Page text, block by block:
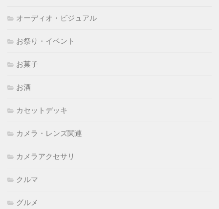
オーディオ・ビジュアル
お祭り・イベント
お菓子
お酒
カセットデッキ
カメラ・レンズ関連
カメラアクセサリ
クルマ
グルメ